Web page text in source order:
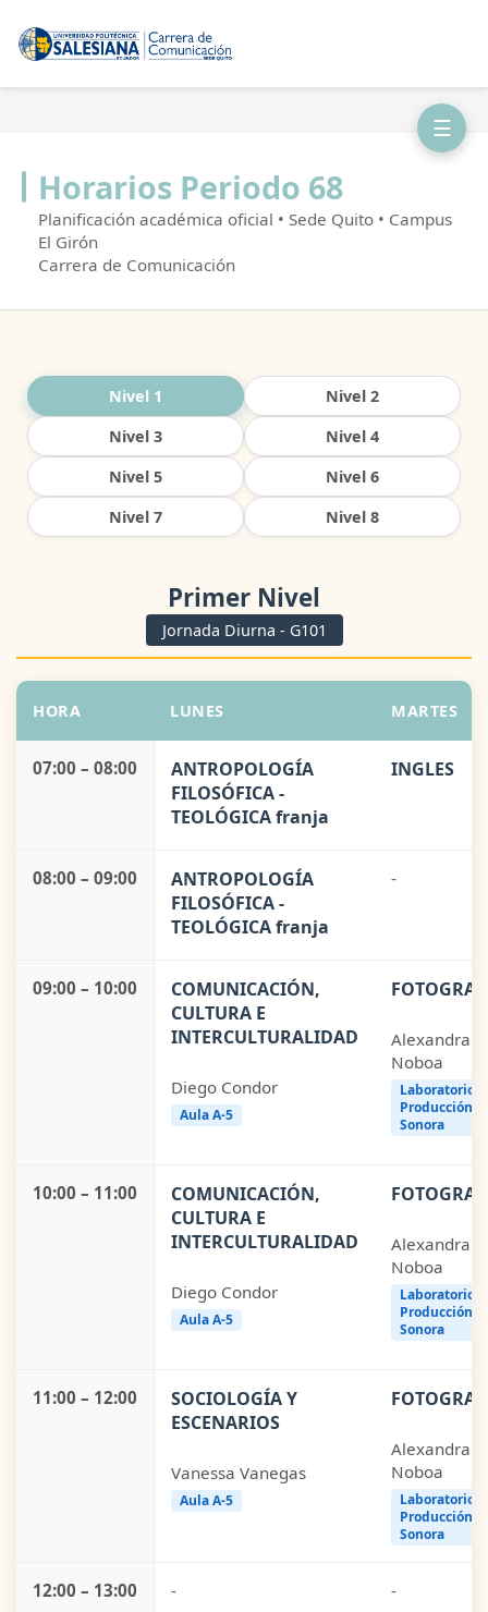
☰
Horarios Periodo 68
Planificación académica oficial • Sede Quito • Campus
El Girón
Carrera de Comunicación
Nivel 1
Nivel 2
Nivel 3
Nivel 4
Nivel 5
Nivel 6
Nivel 7
Nivel 8
Primer Nivel
Jornada Diurna - G101
HORA LUNES MARTES
07:00 – 08:00
ANTROPOLOGÍA
FILOSÓFICA -
TEOLÓGICA franja
INGLES
08:00 – 09:00
ANTROPOLOGÍA
FILOSÓFICA -
TEOLÓGICA franja
-
09:00 – 10:00
COMUNICACIÓN,
CULTURA E
INTERCULTURALIDAD
Diego Condor
Aula A-5
Alexandra
Noboa
Laboratorio
Producción
Sonora
10:00 – 11:00
COMUNICACIÓN,
CULTURA E
INTERCULTURALIDAD
Diego Condor
Aula A-5
Alexandra
Noboa
Laboratorio
Producción
Sonora
11:00 – 12:00
SOCIOLOGÍA Y
ESCENARIOS
Vanessa Vanegas
Aula A-5
Alexandra
Noboa
Laboratorio
Producción
Sonora
12:00 – 13:00 - -